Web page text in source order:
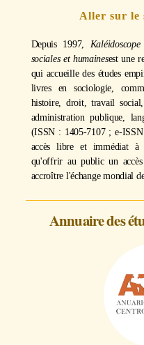
Aller sur le
Depuis 1997,
sociales et humainesest une
qui accueille des études
livres en sociologie,
histoire, droit, travail social,
administration publique,
(ISSN : 1405-7107 ; e-
accès libre et immédiat à
qu'offrir au public un
accroître l'échange mondial
Annuaire des